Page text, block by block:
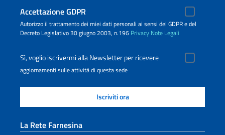
Accettazione GDPR
Autorizzo il trattamento dei miei dati personali ai sensi del GDPR e del
Decreto Legislativo 30 giugno 2003, n.196 Privacy Note Legali
Sì, voglio iscrivermi alla Newsletter per ricevere
aggiornamenti sulle attività di questa sede
La Rete Farnesina